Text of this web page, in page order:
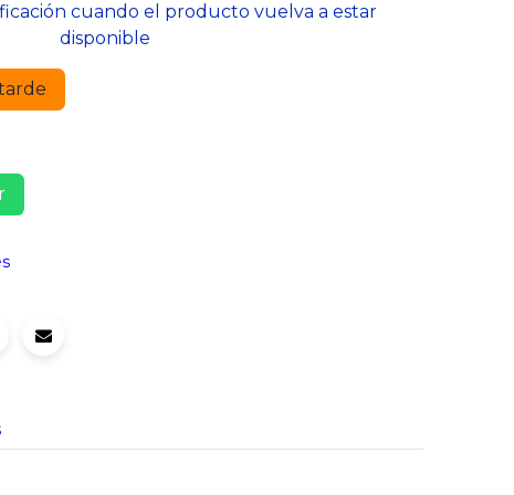
cuando el producto vuelva a estar
disponible